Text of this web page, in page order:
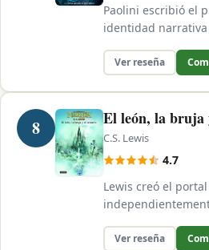
Paolini escribió el
identidad
Ver reseña
8 El león, la
C.S. Lewis
4.7
Lewis creó el
Ver reseña